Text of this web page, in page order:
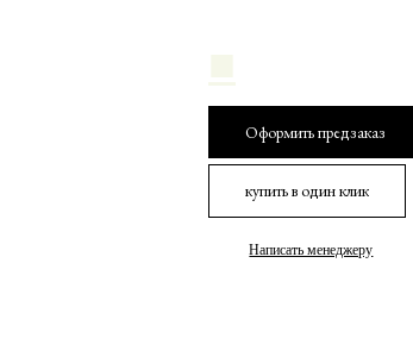
Оформить предзаказ
купить в один клик
Написать менеджеру